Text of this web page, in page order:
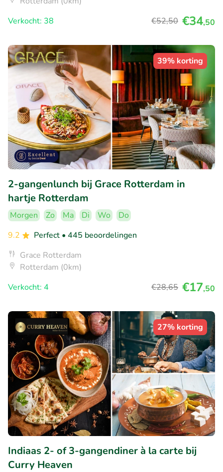
Verkocht: 38
€52,50 €34,50
39% korting
2-gangenlunch bij Grace Rotterdam in
hartje Rotterdam
Morgen Zo Ma Di Wo
Do
9.2
Perfect • 445 beoordelingen
Grace Rotterdam
Rotterdam (0km)
Verkocht: 4
€28,65 €17,50
27% korting
Indiaas 2- of 3-gangendiner à la carte bij
Curry Heaven